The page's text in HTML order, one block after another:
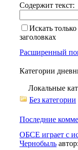
Содержит текст:
Искать только
заголовках
Расширенный
Категории
Локальные
Без категории
Последние
ОБСЕ играет с
Чернобыль автор: